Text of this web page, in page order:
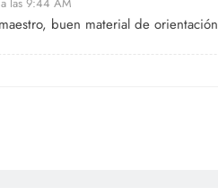
buen material de orientación